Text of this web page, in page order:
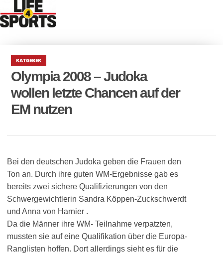
RATGEBER
Olympia 2008 – Judoka
wollen letzte Chancen auf der
EM nutzen
Bei den deutschen Judoka geben die Frauen den
Ton an. Durch ihre guten WM-Ergebnisse gab es
bereits zwei sichere Qualifizierungen von den
Schwergewichtlerin Sandra Köppen-Zuckschwerdt
und Anna von Harnier .
Da die Männer ihre WM- Teilnahme verpatzten,
mussten sie auf eine Qualifikation über die Europa-
Ranglisten hoffen. Dort allerdings sieht es für die